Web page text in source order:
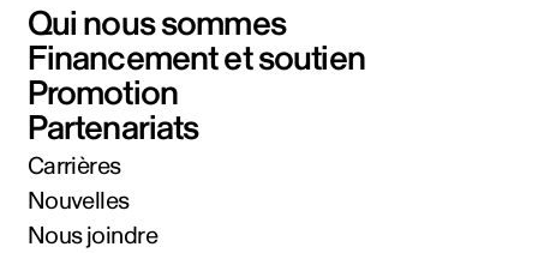
Qui nous sommes
Financement et soutien
Promotion
Partenariats
Carrières
Nouvelles
Nous joindre